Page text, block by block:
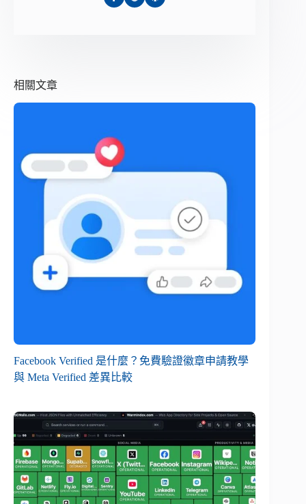
相關文章
Facebook Verified 是什麼？免費驗證徽章申請教學
與 Meta Verified 差異比較